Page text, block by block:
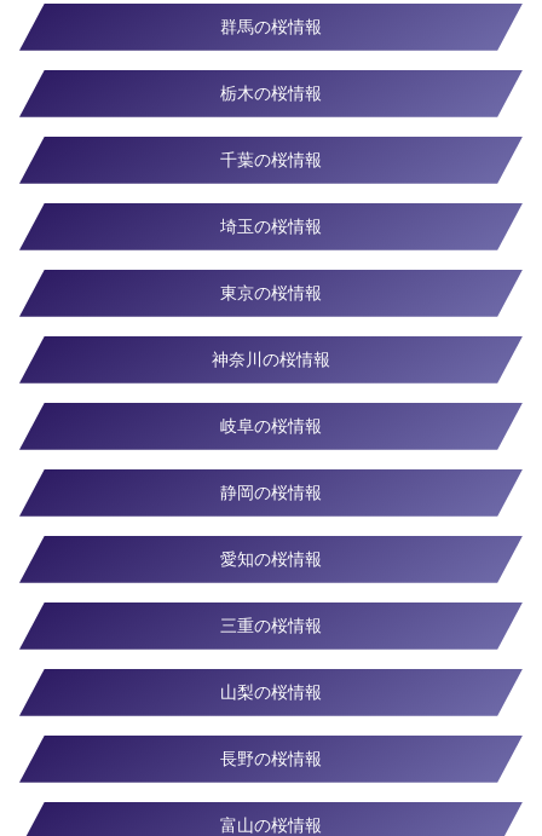
群馬の桜情報
栃木の桜情報
千葉の桜情報
埼玉の桜情報
東京の桜情報
神奈川の桜情報
岐阜の桜情報
静岡の桜情報
愛知の桜情報
三重の桜情報
山梨の桜情報
長野の桜情報
富山の桜情報